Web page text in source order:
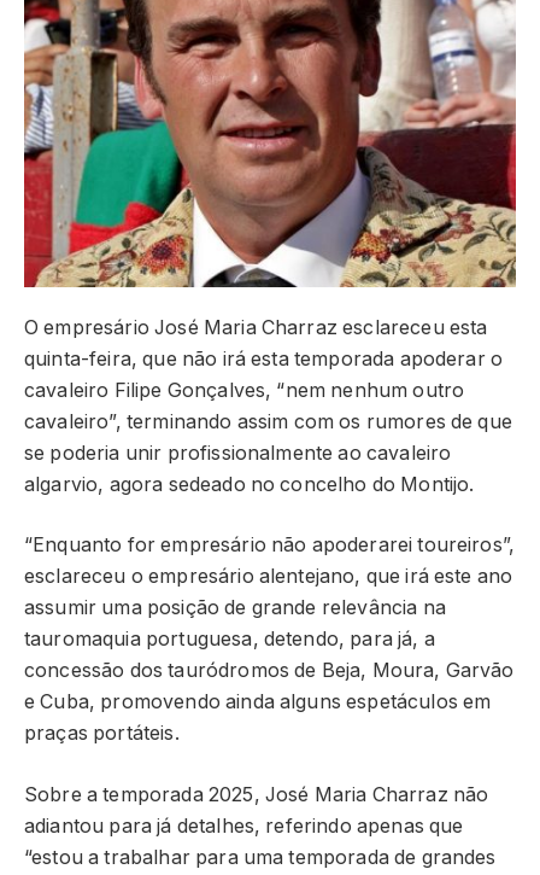
O empresário José Maria Charraz esclareceu esta
quinta-feira, que não irá esta temporada apoderar o
cavaleiro Filipe Gonçalves, “nem nenhum outro
cavaleiro”, terminando assim com os rumores de que
se poderia unir profissionalmente ao cavaleiro
algarvio, agora sedeado no concelho do Montijo.
“Enquanto for empresário não apoderarei toureiros”,
esclareceu o empresário alentejano, que irá este ano
assumir uma posição de grande relevância na
tauromaquia portuguesa, detendo, para já, a
concessão dos tauródromos de Beja, Moura, Garvão
e Cuba, promovendo ainda alguns espetáculos em
praças portáteis.
Sobre a temporada 2025, José Maria Charraz não
adiantou para já detalhes, referindo apenas que
“estou a trabalhar para uma temporada de grandes